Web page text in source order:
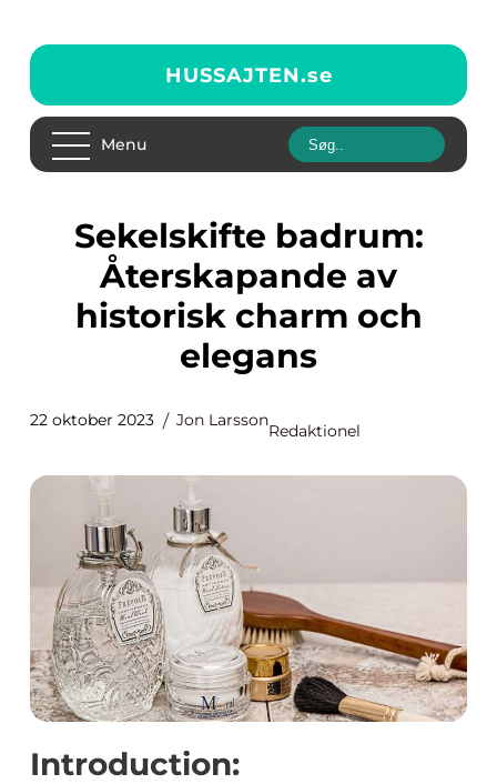
HUSSAJTEN.se
Menu
Sekelskifte badrum:
Återskapande av
historisk charm och
elegans
22 oktober 2023 Jon Larsson
Redaktionel
Introduction: